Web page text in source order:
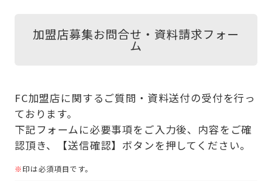
加盟店募集お問合せ・資料請求フォー
ム
FC加盟店に関するご質問・資料送付の受付を行っ
ております。
下記フォームに必要事項をご入力後、内容をご確
認頂き、【送信確認】ボタンを押してください。
※印は必須項目です。